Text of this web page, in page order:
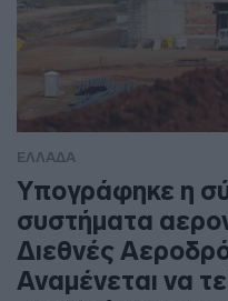
ΕΛΛΑΔΑ
Υπογράφηκε η
συστήματα
Διεθνές
Αναμένεται να